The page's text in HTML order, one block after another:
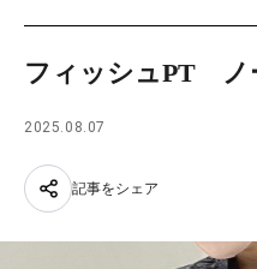
フィッシュPT ノ
2025.08.07
記事をシェア